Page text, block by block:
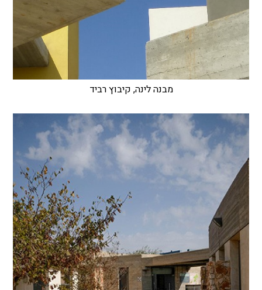
מבנה לינה, קיבוץ רביד